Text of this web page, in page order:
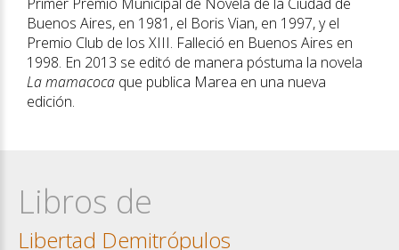
Buenos Aires, en 1981, el Boris Vian, en 1997, y el
Premio Club de los XIII. Falleció en Buenos Aires en
1998. En 2013 se editó de manera póstuma la novela
La mamacoca que publica Marea en una nueva
edición.
Libros de
Libertad Demitrópulos